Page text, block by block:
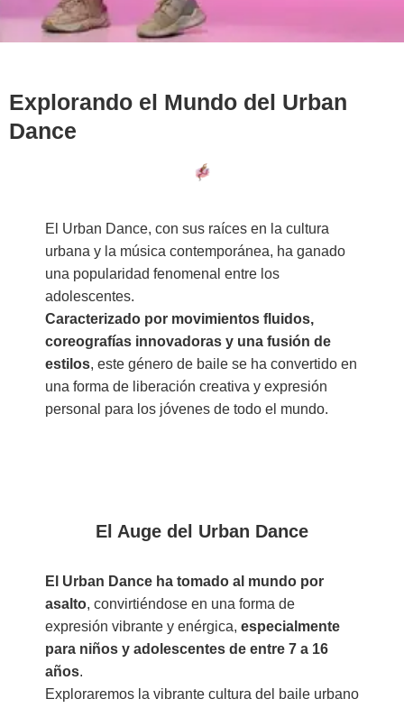
Explorando el Mundo del Urban
Dance
El Urban Dance, con sus raíces en la cultura
urbana y la música contemporánea, ha ganado
una popularidad fenomenal entre los
adolescentes.
Caracterizado por movimientos fluidos,
coreografías innovadoras y una fusión de
estilos, este género de baile se ha convertido en
una forma de liberación creativa y expresión
personal para los jóvenes de todo el mundo.
El Auge del Urban Dance
El Urban Dance ha tomado al mundo por
asalto, convirtiéndose en una forma de
expresión vibrante y enérgica, especialmente
para niños y adolescentes de entre 7 a 16
años.
Exploraremos la vibrante cultura del baile urbano